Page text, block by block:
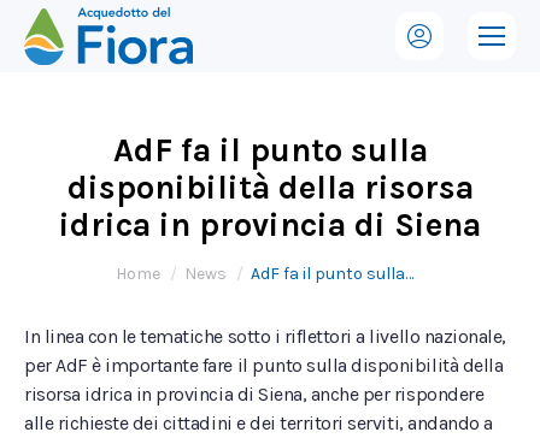
AdF fa il punto sulla
disponibilità della risorsa
idrica in provincia di Siena
Tu sei qui:
Home News AdF fa il punto sulla…
In linea con le tematiche sotto i riflettori a livello nazionale,
per AdF è importante fare il punto sulla disponibilità della
risorsa idrica in provincia di Siena, anche per rispondere
alle richieste dei cittadini e dei territori serviti, andando a